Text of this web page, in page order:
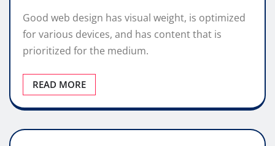
Good web design has visual weight, is optimized
for various devices, and has content that is
prioritized for the medium.
READ MORE